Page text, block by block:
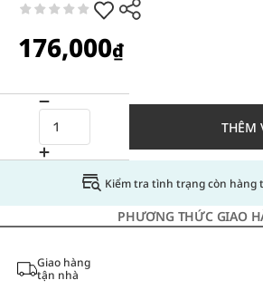
176,000₫
THÊM
Kiểm tra tình trạng còn hàng
PHƯƠNG THỨC GIAO
Giao hàng
tận nhà